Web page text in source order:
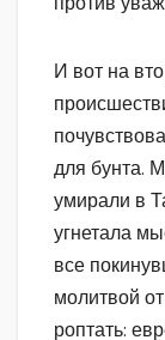
И вот на
для бунта.
умирали в
угнетала
все
молитвой
роптать: